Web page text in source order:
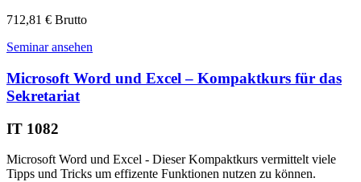
712,81 € Brutto
Seminar ansehen
Microsoft Word und Excel – Kompaktkurs für das
Sekretariat
IT 1082
Microsoft Word und Excel - Dieser Kompaktkurs vermittelt viele
Tipps und Tricks um effizente Funktionen nutzen zu können.